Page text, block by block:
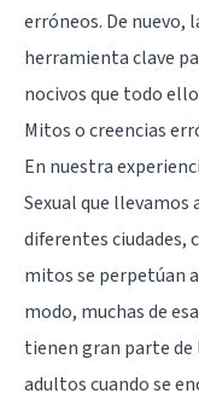
erróneos. De nuevo,
herramienta clave
nocivos que todo
Mitos o creencias
En nuestra
Sexual que llevamos
diferentes ciudades,
mitos se perpetúan
modo, muchas de
tienen gran parte
adultos cuando se